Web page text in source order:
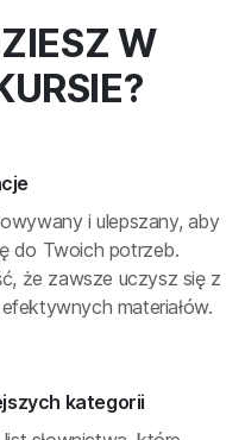
W
i ulepszany, aby
do Twoich potrzeb.
że zawsze uczysz się z
materiałów.
kategorii